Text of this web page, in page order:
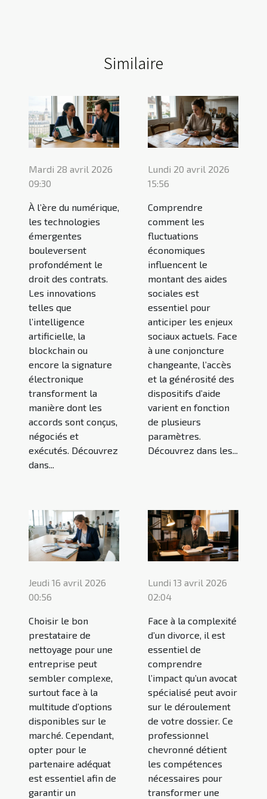
Similaire
Mardi 28 avril 2026
09:30
À l’ère du numérique,
les technologies
émergentes
bouleversent
profondément le
droit des contrats.
Les innovations
telles que
l’intelligence
artificielle, la
blockchain ou
encore la signature
électronique
transforment la
manière dont les
accords sont conçus,
négociés et
exécutés. Découvrez
dans...
Lundi 20 avril 2026
15:56
Comprendre
comment les
fluctuations
économiques
influencent le
montant des aides
sociales est
essentiel pour
anticiper les enjeux
sociaux actuels. Face
à une conjoncture
changeante, l’accès
et la générosité des
dispositifs d’aide
varient en fonction
de plusieurs
paramètres.
Découvrez dans les...
Jeudi 16 avril 2026
00:56
Choisir le bon
prestataire de
nettoyage pour une
entreprise peut
sembler complexe,
surtout face à la
multitude d’options
disponibles sur le
marché. Cependant,
opter pour le
partenaire adéquat
est essentiel afin de
garantir un
Lundi 13 avril 2026
02:04
Face à la complexité
d’un divorce, il est
essentiel de
comprendre
l’impact qu’un avocat
spécialisé peut avoir
sur le déroulement
de votre dossier. Ce
professionnel
chevronné détient
les compétences
nécessaires pour
transformer une